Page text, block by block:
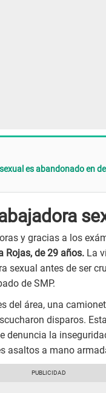
es abandonado en
y gracias a los
Rojas, de 29 años. La
sexual antes de ser
de SMP.
del área, una
disparos.
denuncia la
asaltos a mano